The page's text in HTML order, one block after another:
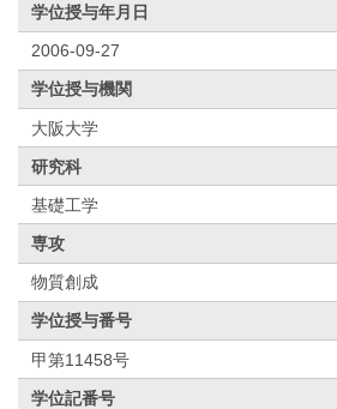
学位授与年月日
2006-09-27
学位授与機関
大阪大学
研究科
基礎工学
専攻
物質創成
学位授与番号
甲第11458号
学位記番号